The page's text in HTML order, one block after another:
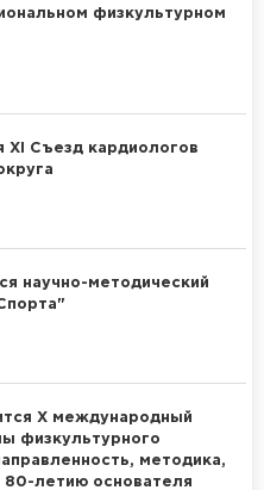
физкультурном
XI Съезд кардиологов
научно-методический
X международный
физкультурного
методика,
80-летию основателя